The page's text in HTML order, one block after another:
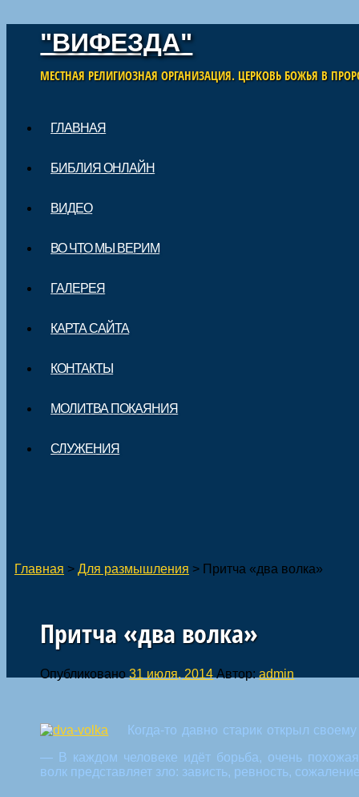
"ВИФЕЗДА"
МЕСТНАЯ РЕЛИГИОЗНАЯ ОРГАНИЗАЦИЯ. ЦЕРКОВЬ БОЖЬЯ В
Main menu
ГЛАВНАЯ
БИБЛИЯ ОНЛАЙН
ВИДЕО
ВО ЧТО МЫ ВЕРИМ
ГАЛЕРЕЯ
КАРТА САЙТА
КОНТАКТЫ
МОЛИТВА ПОКАЯНИЯ
СЛУЖЕНИЯ
Главная > Для размышления > Притча «два волка»
Притча «два волка»
Опубликовано31 июля, 2014 Автор:admin
Когда-то давно старик открыл
— В каждом человеке идёт борьба, очень
волк представляет зло: зависть, ревность,